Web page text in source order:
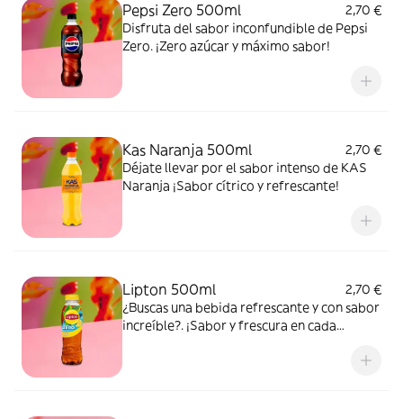
Pepsi Zero 500ml
2,70 €
Disfruta del sabor inconfundible de Pepsi
Zero. ¡Zero azúcar y máximo sabor!
Kas Naranja 500ml
2,70 €
Déjate llevar por el sabor intenso de KAS
Naranja ¡Sabor cítrico y refrescante!
Lipton 500ml
2,70 €
¿Buscas una bebida refrescante y con sabor
increíble?. ¡Sabor y frescura en cada